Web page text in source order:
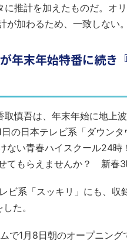
推計を加えたものだ。オ
加わるため、一致しない。
年末年始特番に続き
慎吾は、年末年始に地上
の日本テレビ系「ダウン
ない青春ハイスクール24
てもらえませんか？ 新春3
ビ系「スッキリ」にも、収
た。
で1月8日朝のオープニング